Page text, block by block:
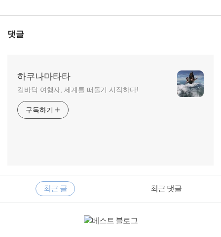
댓글
하쿠나마타타
길바닥 여행자, 세계를 떠돌기 시작하다!
구독하기
RECENTLY
최근 글 최근 댓글